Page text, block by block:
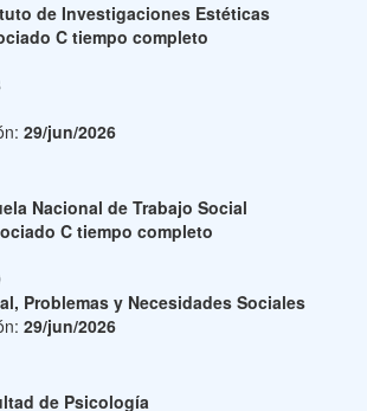
de Investigaciones Estéticas
C tiempo completo
29/jun/2026
Nacional de Trabajo Social
C tiempo completo
Problemas y Necesidades Sociales
29/jun/2026
de Psicología